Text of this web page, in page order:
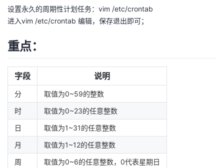
播
活
动
的
关
注
程
认
证
的
实
验
我
的
收
支
持
声
建
设置永久的周期性计划任务：vim /etc/crontab
进入vim /etc/crontab 编辑，保存退出即可；
重点：
字段 说明
分
取值为0~59的整数
时
取值为0~23的任意整数
日
取值为1~31的任意整数
月
取值为1~12的任意整数
周
取值为0~6的任意整数，0代表星期日